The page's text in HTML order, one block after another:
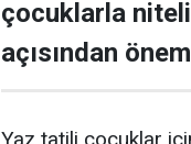
çocuklarla
açısından